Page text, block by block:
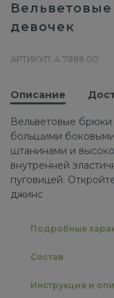
девочек
АРТИКУЛ: 4.7888.00
Описание
Вельветовые
большими
штанинами и
внутренней
пуговицей.
джинс
Подробные
Состав
Инструкция и